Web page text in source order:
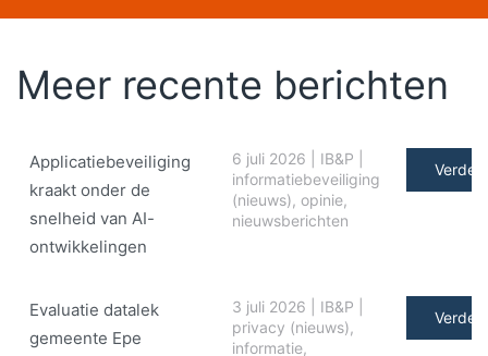
Meer recente berichten
Applicatiebeveiliging
kraakt onder de
snelheid van AI-
ontwikkelingen
6 juli 2026 IB&P
informatiebeveiliging
(nieuws), opinie,
nieuwsberichten
Verder
Evaluatie datalek
gemeente Epe
3 juli 2026 IB&P
privacy (nieuws),
informatie,
Verder